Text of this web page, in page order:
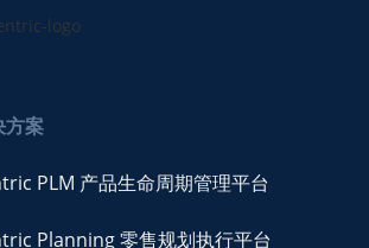
方案
PLM 产品生命周期管理平台
Planning 零售规划执行平台